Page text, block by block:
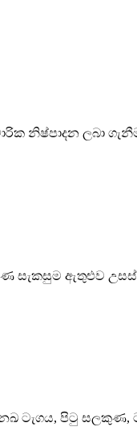
නිෂ්පාදන ලබා
සැකසුම ඇතුළුව උසස්
ටැගය, පිටු සලකුණ,